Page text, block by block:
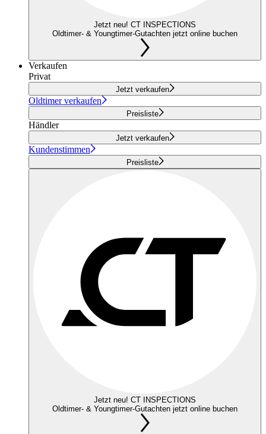
Jetzt neu! CT INSPECTIONS
Oldtimer- & Youngtimer-Gutachten jetzt online buchen
Verkaufen
Privat
Jetzt verkaufen
Oldtimer verkaufen
Preisliste
Händler
Jetzt verkaufen
Kundenstimmen
Preisliste
Jetzt neu! CT INSPECTIONS
Oldtimer- & Youngtimer-Gutachten jetzt online buchen